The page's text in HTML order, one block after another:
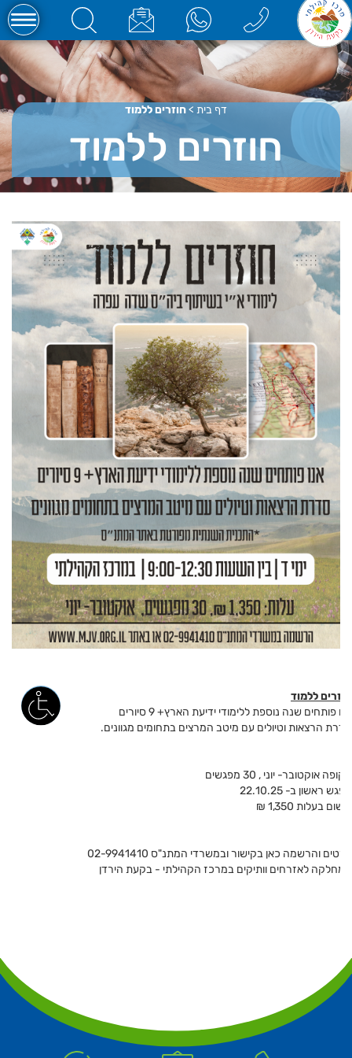
דף בית >חוזרים ללמוד
חוזרים ללמוד
חוזרים ללמוד
אנו פותחים שנה נוספת ללימודי ידיעת הארץ+ 9 סיורים
סדרת הרצאות וטיולים עם מיטב המרצים בתחומים מגוונים.
תקופה אוקטובר- יוני , 30 מפגשים
מפגש ראשון ב- 22.10.25
רישום בעלות 1,350 ₪
פרטים והרשמה כאן בקישור ובמשרדי המתנ"ס 02-9941410
המחלקה לאזרחים וותיקים במרכז הקהילתי - בקעת הירדן